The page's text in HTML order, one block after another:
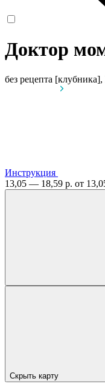
Доктор
без рецепта
Инструкция
13,05 — 18,59 р. от
Скрыть карту